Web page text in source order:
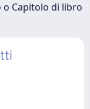
o Capitolo di libro